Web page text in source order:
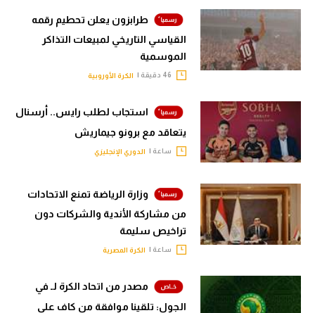
طرابزون يعلن تحطيم رقمه
القياسي التاريخي لمبيعات التذاكر
الموسمية
الكرة الأوروبية
استجاب لطلب رايس.. أرسنال
يتعاقد مع برونو جيماريش
ساعة | الدوري الإنجليزي
وزارة الرياضة تمنع الاتحادات
من مشاركة الأندية والشركات دون
تراخيص سليمة
ساعة | الكرة المصرية
مصدر من اتحاد الكرة لـ في
الجول: تلقينا موافقة من كاف على